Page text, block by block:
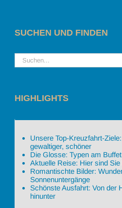
SUCHEN UND FINDEN
Suche
nach:
HIGHLIGHTS
Unsere Top-Kreuzfahrt-
gewaltiger, schöner
Die Glosse: Typen am Buffet
Aktuelle Reise: Hier sind Sie
Romantischte Bilder:
Sonnenuntergänge
Schönste Ausfahrt: Von der
hinunter